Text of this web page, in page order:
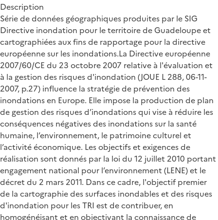
Description
Série de données géographiques produites par le SIG
Directive inondation pour le territoire de Guadeloupe et
cartographiées aux fins de rapportage pour la directive
européenne sur les inondations.La Directive européenne
2007/60/CE du 23 octobre 2007 relative à l'évaluation et
à la gestion des risques d'inondation (JOUE L 288, 06-11-
2007, p.27) influence la stratégie de prévention des
inondations en Europe. Elle impose la production de plan
de gestion des risques d’inondations qui vise à réduire les
conséquences négatives des inondations sur la santé
humaine, l’environnement, le patrimoine culturel et
l’activité économique. Les objectifs et exigences de
réalisation sont donnés par la loi du 12 juillet 2010 portant
engagement national pour l’environnement (LENE) et le
décret du 2 mars 2011. Dans ce cadre, l'objectif premier
de la cartographie des surfaces inondables et des risques
d'inondation pour les TRI est de contribuer, en
homogénéisant et en objectivant la connaissance de